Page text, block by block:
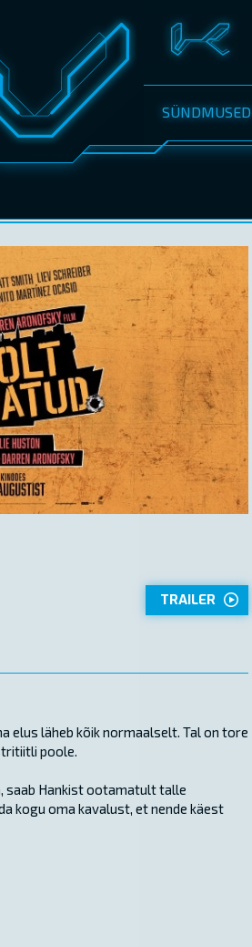
SÜNDMUSED
TRAILER
elus läheb kõik normaalselt. Tal on tore
poole.
saab Hankist ootamatult talle
kogu oma kavalust, et nende käest